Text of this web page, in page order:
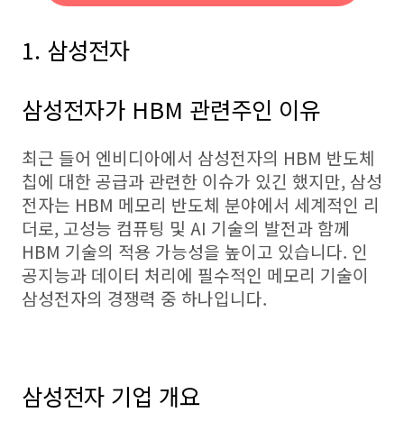
1. 삼성전자
삼성전자가 HBM 관련주인 이유
최근 들어 엔비디아에서 삼성전자의 HBM 반도체
칩에 대한 공급과 관련한 이슈가 있긴 했지만, 삼성
전자는 HBM 메모리 반도체 분야에서 세계적인 리
더로, 고성능 컴퓨팅 및 AI 기술의 발전과 함께
HBM 기술의 적용 가능성을 높이고 있습니다. 인
공지능과 데이터 처리에 필수적인 메모리 기술이
삼성전자의 경쟁력 중 하나입니다.
삼성전자 기업 개요